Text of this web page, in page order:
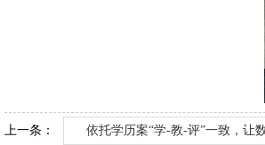
上一条： 依托学历案“学-教-评”一致，让